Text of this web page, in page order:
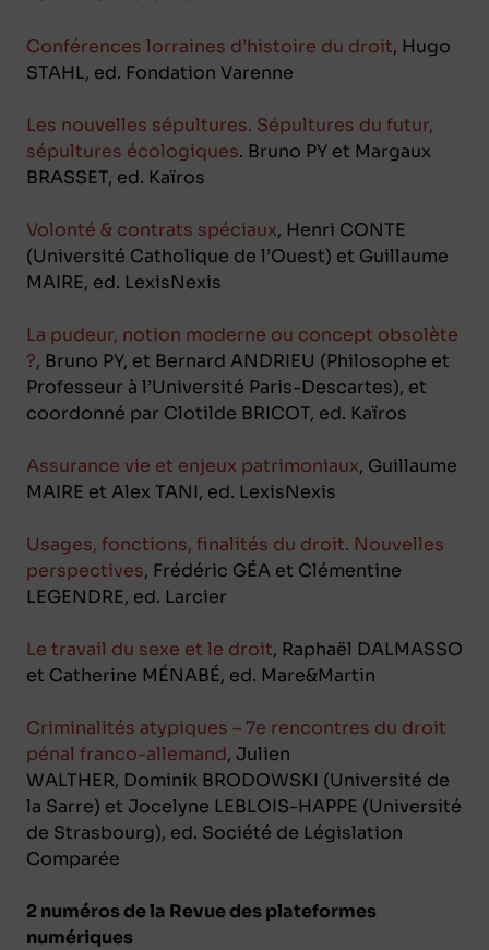
Conférences lorraines d’histoire du droit, Hugo
STAHL, ed. Fondation Varenne
Les nouvelles sépultures. Sépultures du futur,
sépultures écologiques. Bruno PY et Margaux
BRASSET, ed. Kaïros
Volonté & contrats spéciaux, Henri CONTE
(Université Catholique de l’Ouest) et Guillaume
MAIRE, ed. LexisNexis
La pudeur, notion moderne ou concept obsolète
?, Bruno PY, et Bernard ANDRIEU (Philosophe et
Professeur à l’Université Paris-Descartes), et
coordonné par Clotilde BRICOT, ed. Kaïros
Assurance vie et enjeux patrimoniaux, Guillaume
MAIRE et Alex TANI, ed. LexisNexis
Usages, fonctions, finalités du droit. Nouvelles
perspectives, Frédéric GÉA et Clémentine
LEGENDRE, ed. Larcier
Le travail du sexe et le droit, Raphaël DALMASSO
et Catherine MÉNABÉ, ed. Mare&Martin
Criminalités atypiques – 7e rencontres du droit
pénal franco-allemand, Julien
WALTHER, Dominik BRODOWSKI (Université de
la Sarre) et Jocelyne LEBLOIS-HAPPE (Université
de Strasbourg), ed. Société de Législation
Comparée
2 numéros de la Revue des plateformes
numériques